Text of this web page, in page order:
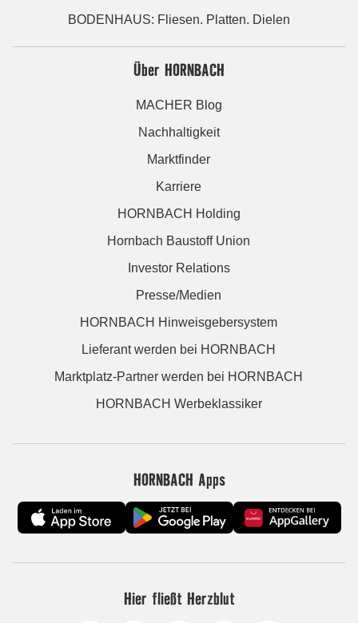
BODENHAUS: Fliesen. Platten. Dielen
Über HORNBACH
MACHER Blog
Nachhaltigkeit
Marktfinder
Karriere
HORNBACH Holding
Hornbach Baustoff Union
Investor Relations
Presse/Medien
HORNBACH Hinweisgebersystem
Lieferant werden bei HORNBACH
Marktplatz-Partner werden bei HORNBACH
HORNBACH Werbeklassiker
HORNBACH Apps
Hier fließt Herzblut